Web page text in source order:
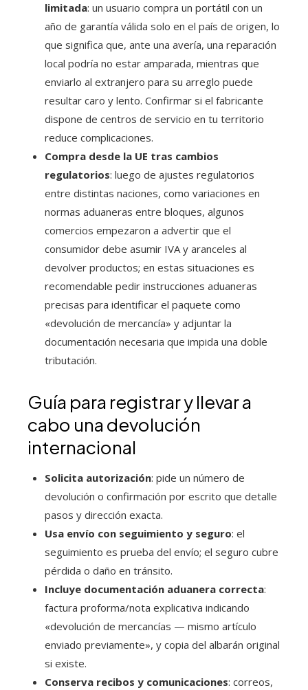
limitada: un usuario compra un portátil con un
año de garantía válida solo en el país de origen, lo
que significa que, ante una avería, una reparación
local podría no estar amparada, mientras que
enviarlo al extranjero para su arreglo puede
resultar caro y lento. Confirmar si el fabricante
dispone de centros de servicio en tu territorio
reduce complicaciones.
Compra desde la UE tras cambios
regulatorios: luego de ajustes regulatorios
entre distintas naciones, como variaciones en
normas aduaneras entre bloques, algunos
comercios empezaron a advertir que el
consumidor debe asumir IVA y aranceles al
devolver productos; en estas situaciones es
recomendable pedir instrucciones aduaneras
precisas para identificar el paquete como
«devolución de mercancía» y adjuntar la
documentación necesaria que impida una doble
tributación.
Guía para registrar y llevar a
cabo una devolución
internacional
Solicita autorización: pide un número de
devolución o confirmación por escrito que detalle
pasos y dirección exacta.
Usa envío con seguimiento y seguro: el
seguimiento es prueba del envío; el seguro cubre
pérdida o daño en tránsito.
Incluye documentación aduanera correcta:
factura proforma/nota explicativa indicando
«devolución de mercancías — mismo artículo
enviado previamente», y copia del albarán original
si existe.
Conserva recibos y comunicaciones: correos,